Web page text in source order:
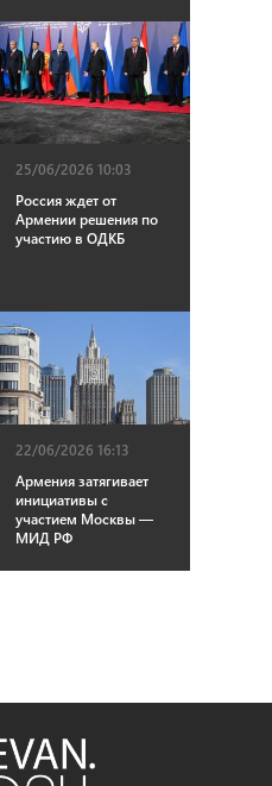
25/06/2026 10:03
Россия ждет от
Армении решения по
участию в ОДКБ
22/06/2026 16:13
Армения затягивает
инициативы с
участием Москвы —
МИД РФ